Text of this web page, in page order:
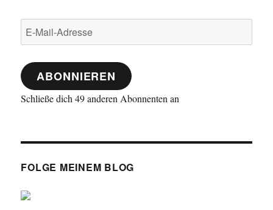
E-
Mail-
Adresse
ABONNIEREN
Schließe dich 49 anderen Abonnenten an
FOLGE MEINEM BLOG